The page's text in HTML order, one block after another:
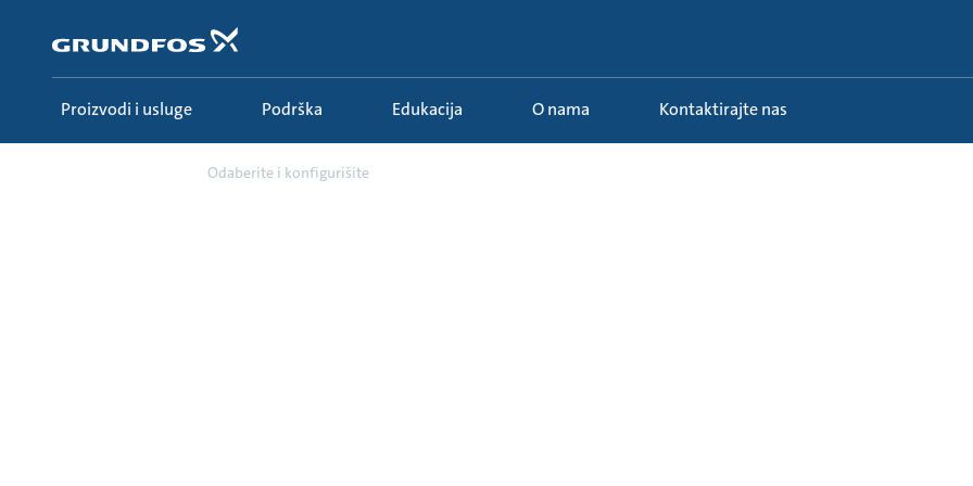
Proizvodi i usluge Podrška Edukacija O nama Kontaktirajte nas
Odaberite i konfigurišite